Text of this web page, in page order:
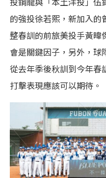
的強投徐若熙，新加入
整春訓的前旅美投手黃暐
會是關鍵因子，另外，球
從去年季後秋訓到今年春
打擊表現應該可以期待。